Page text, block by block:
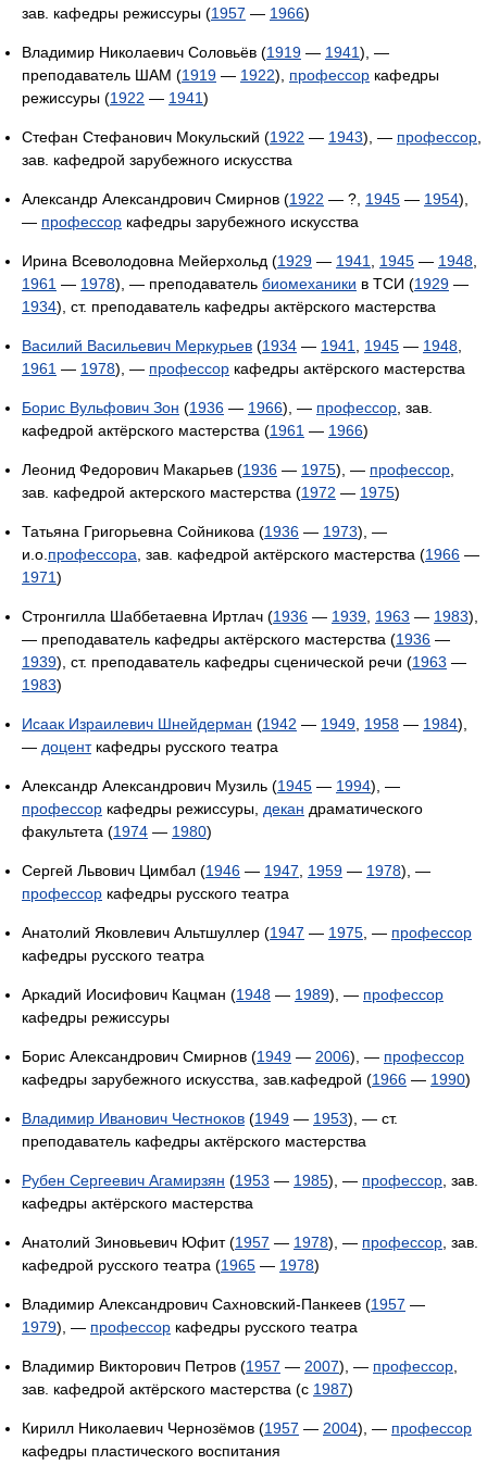
зав. кафедры режиссуры (1957 — 1966)
Владимир Николаевич Соловьёв (1919 — 1941), —
преподаватель ШАМ (1919 — 1922), профессор кафедры
режиссуры (1922 — 1941)
Стефан Стефанович Мокульский (1922 — 1943), — профессор
зав. кафедрой зарубежного искусства
Александр Александрович Смирнов (1922 — ?, 1945 — 1954),
— профессор кафедры зарубежного искусства
Ирина Всеволодовна Мейерхольд (1929 — 1941 1945 — 1948
1961 — 1978), — преподаватель биомеханики в ТСИ (1929 —
1934), ст. преподаватель кафедры актёрского мастерства
Василий Васильевич Меркурьев (1934 — 1941 1945 — 1948
1961 — 1978), — профессор кафедры актёрского мастерства
Борис Вульфович Зон (1936 — 1966), — профессор , зав.
кафедрой актёрского мастерства (1961 — 1966)
Леонид Федорович Макарьев (1936 — 1975), — профессор
зав. кафедрой актерского мастерства (1972 — 1975)
Татьяна Григорьевна Сойникова (1936 — 1973), —
и.о. профессора , зав. кафедрой актёрского мастерства (1966 —
1971)
Стронгилла Шаббетаевна Иртлач (1936 — 1939 1963 — 1983),
— преподаватель кафедры актёрского мастерства (1936 —
1939), ст. преподаватель кафедры сценической речи (1963 —
1983)
Исаак Израилевич Шнейдерман (1942 — 1949 1958 — 1984),
— доценткафедры русского театра
Александр Александрович Музиль (1945 — 1994), —
профессор кафедры режиссуры, декан драматического
факультета (1974 — 1980)
Сергей Львович Цимбал (1946 — 1947 1959 — 1978), —
профессор кафедры русского театра
Анатолий Яковлевич Альтшуллер (1947 — 1975 , — профессор
кафедры русского театра
Аркадий Иосифович Кацман (1948 — 1989), — профессор
кафедры режиссуры
Борис Александрович Смирнов (1949 — 2006), — профессор
кафедры зарубежного искусства, зав.кафедрой (1966 — 1990)
Владимир Иванович Честноков (1949 — 1953), — ст.
преподаватель кафедры актёрского мастерства
Рубен Сергеевич Агамирзян (1953 — 1985), — профессор , зав.
кафедры актёрского мастерства
Анатолий Зиновьевич Юфит (1957 — 1978), — профессор , зав.
кафедрой русского театра (1965 — 1978)
Владимир Александрович Сахновский-Панкеев (1957 —
1979), — профессор кафедры русского театра
Владимир Викторович Петров (1957 — 2007), — профессор
зав. кафедрой актёрского мастерства (c 1987)
Кирилл Николаевич Чернозёмов (1957 — 2004), — профессор
кафедры пластического воспитания